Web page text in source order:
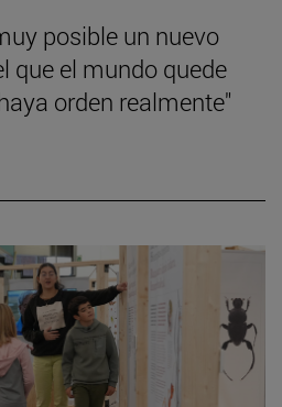
posible un nuevo
que el mundo quede
orden realmente"